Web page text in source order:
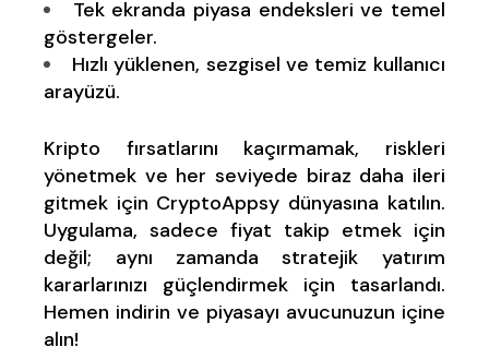
Tek ekranda piyasa endeksleri ve temel
göstergeler.
Hızlı yüklenen, sezgisel ve temiz kullanıcı
arayüzü.
Kripto fırsatlarını kaçırmamak, riskleri
yönetmek ve her seviyede biraz daha ileri
gitmek için CryptoAppsy dünyasına katılın.
Uygulama, sadece fiyat takip etmek için
değil; aynı zamanda stratejik yatırım
kararlarınızı güçlendirmek için tasarlandı.
Hemen indirin ve piyasayı avucunuzun içine
alın!